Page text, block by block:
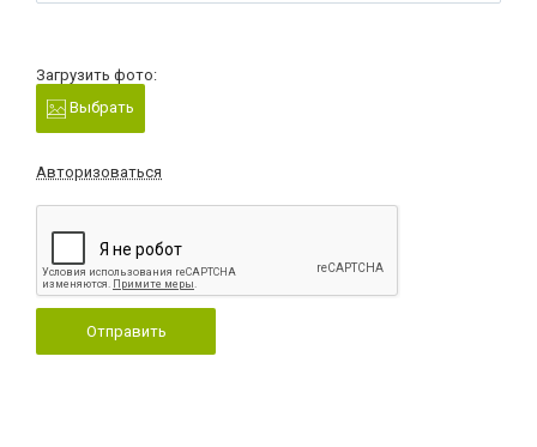
Загрузить фото:
Выбрать
Авторизоваться
Отправить